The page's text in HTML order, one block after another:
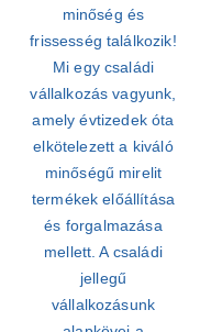
minőség és
frissesség találkozik!
Mi egy családi
vállalkozás vagyunk,
amely évtizedek óta
elkötelezett a kiváló
minőségű mirelit
termékek előállítása
és forgalmazása
mellett. A családi
jellegű
vállalkozásunk